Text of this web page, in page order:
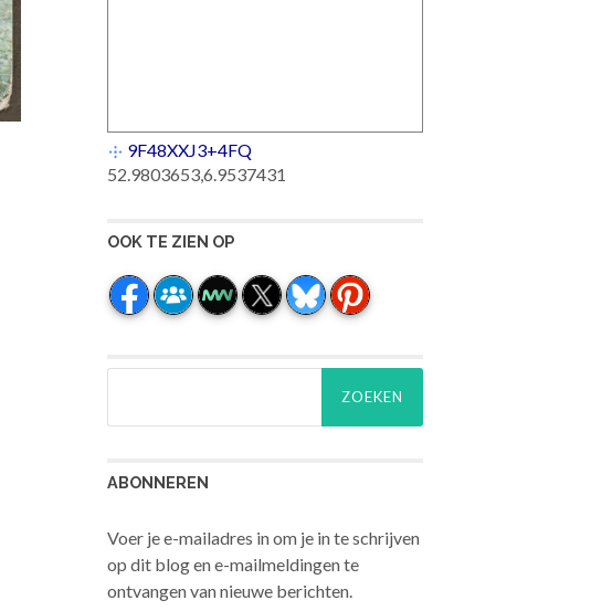
9F48XXJ3+4FQ
52.9803653,6.9537431
OOK TE ZIEN OP
ABONNEREN
Voer je e-mailadres in om je in te schrijven
op dit blog en e-mailmeldingen te
ontvangen van nieuwe berichten.